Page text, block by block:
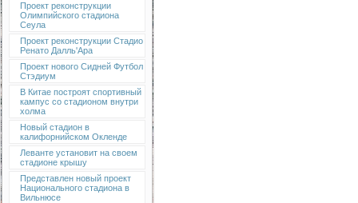
Проект реконструкции
Олимпийского стадиона
Сеула
Проект реконструкции Стадио
Ренато Далль'Ара
Проект нового Сидней Футбол
Стэдиум
В Китае построят спортивный
кампус со стадионом внутри
холма
Новый стадион в
калифорнийском Окленде
Леванте установит на своем
стадионе крышу
Представлен новый проект
Национального стадиона в
Вильнюсе